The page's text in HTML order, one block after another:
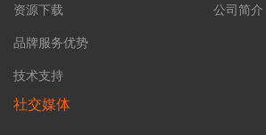
资源下载
品牌服务优势
技术支持
公司简介
社交媒体